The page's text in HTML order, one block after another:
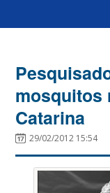
mosquitos
Catarina
29/02/2012 15:54